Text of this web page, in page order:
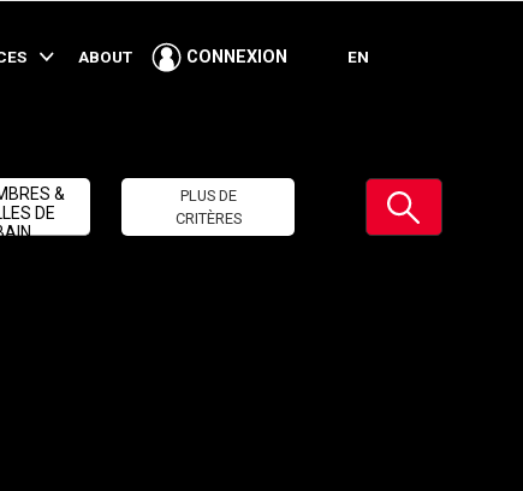
ABOUT CONNEXION EN
&
DE
PLUS DE
CRITÈRES
Soumettre